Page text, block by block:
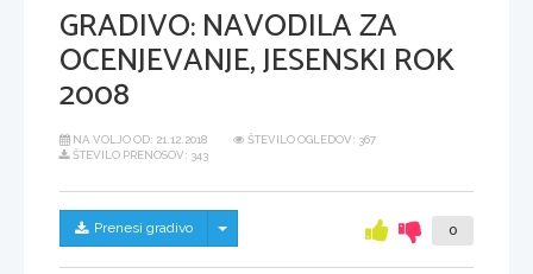
GRADIVO:NAVODILA ZA
OCENJEVANJE, JESENSKI ROK
2008
NA VOLJO OD: 21.12.2018
ŠTEVILO OGLEDOV: 367
ŠTEVILO PRENOSOV: 343
Prenesi gradivo Skrij/prikaži meni 0